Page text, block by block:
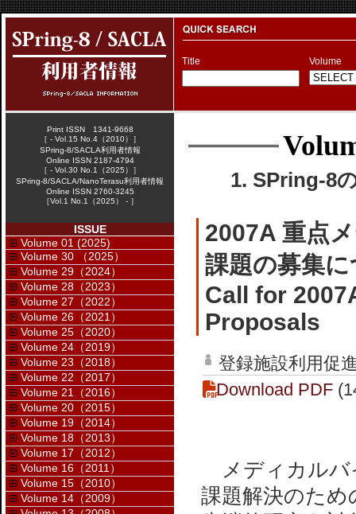
Title Volume
1. SPring-8
2007A 重点
課題の募集
Call for
Proposals
登録施設利用促
Download PDF
メディカルバ
課題解決のため
Print ISSN 1341-9668
［ - Vol.15 No.4（2010）］
SPring-8/SACLA利用者情報
Online ISSN 2187-4794
［ - Vol.30 No.1（2025）］
SPring-8/SACLA/NanoTerasu利用者情報
Online ISSN 2760-3245
［Vol.1 No.1（2025） - ］
ISSUE
Volume 01 (2025)
Volume 30 （2025）
Volume 29（2024）
Volume 28（2023）
Volume 27（2022）
Volume 26（2021）
Volume 25（2020）
Volume 24（2019）
Volume 23（2018）
Volume 22（2017）
Volume 21（2016）
Volume 20（2015）
Volume 19（2014）
Volume 18（2013）
Volume 17（2012）
Volume 16（2011）
Volume 15（2010）
Volume 14（2009）